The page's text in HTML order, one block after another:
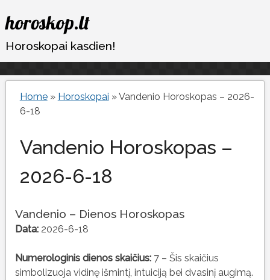
Eiti
prie
turinio
horoskop.lt
Horoskopai kasdien!
Home» Horoskopai »Vandenio Horoskopas – 2026-
6-18
Vandenio Horoskopas –
2026-6-18
Vandenio – Dienos Horoskopas
Data:2026-6-18
Numerologinis dienos skaičius:7 – Šis skaičius
simbolizuoja vidinę išmintį, intuiciją bei dvasinį augimą.